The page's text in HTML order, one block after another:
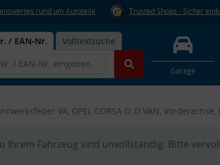
rund um Autoteile Trusted Shops - Sicher
/ EAN-Nr. Volltextsuche
Garage
VA, OPEL CORSA D, D VAN, Vorderachse,
Ihrem Fahrzeug sind unvollständig. Bitte